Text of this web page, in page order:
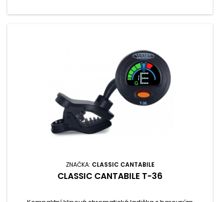
ZNAČKA: CLASSIC CANTABILE
CLASSIC CANTABILE T-36